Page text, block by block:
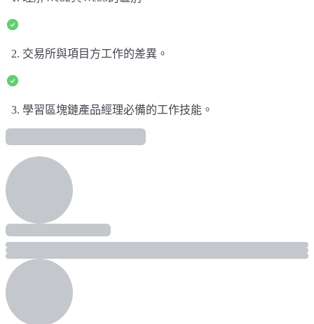
2. 交易所與項目方工作的差異。
3. 學習區塊鏈產品經理必備的工作技能。